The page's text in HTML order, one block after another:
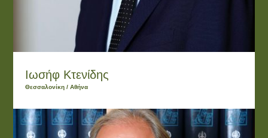
Ιωσήφ Κτενίδης
Θεσσαλονίκη / Αθήνα